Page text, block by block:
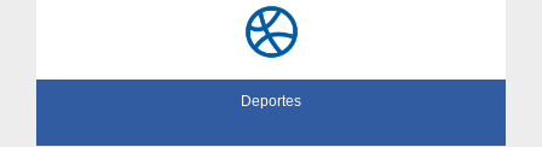
Deportes